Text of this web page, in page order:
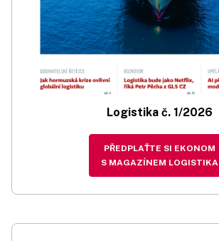
Logistika č. 1/2026
PŘEDPLAŤTE SI EKONOM
S MAGAZÍNEM LOGISTIKA